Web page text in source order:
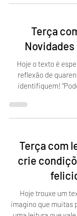
Terça
Hoje o texto é
reflexão de
identifiquem!
Terça com
crie
Hoje trouxe um